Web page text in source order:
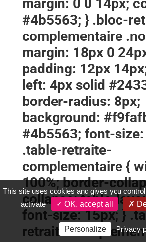
margin: 0 0 14px;
#4b5563; } .bloc-
complementaire
margin: 18px 0
padding: 12px
left: 4px solid
border-radius: 8px;
background:
#4b5563; font-size:
.table-retraite-
complementaire {
100%; border-
collapse; table-
font-size: 15px; }
retraite-
This site uses cookies and gives you
activate
✓ OK, accept all ✗
Personalize Privacy